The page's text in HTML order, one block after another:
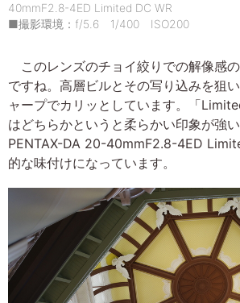
40mmF2.8-4ED Limited DC WR
■撮影環境：f/5.6 1/400 ISO200
このレンズのチョイ絞りでの解像感
ですね。高層ビルとその写り込みを狙
ャープでカリッとしています。「
はどちらかというと柔らかい印象が強
PENTAX-DA 20-40mmF2.8-4ED
的な味付けになっています。